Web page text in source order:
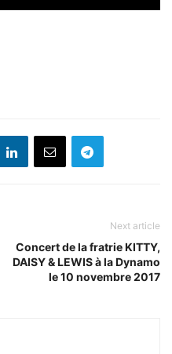
Next article
Concert de la fratrie KITTY,
DAISY & LEWIS à la Dynamo
le 10 novembre 2017